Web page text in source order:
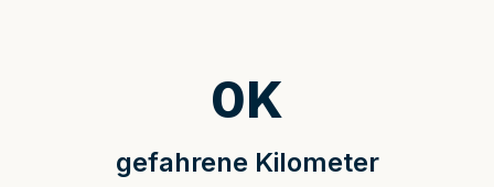
gefahrene Kilometer
0K